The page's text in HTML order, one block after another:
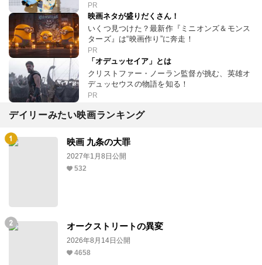
PR
映画ネタが盛りだくさん！
いくつ見つけた？最新作『ミニオンズ＆モンス
ターズ』は“映画作り”に奔走！
PR
「オデュッセイア」とは
クリストファー・ノーラン監督が挑む、英雄オ
デュッセウスの物語を知る！
PR
デイリーみたい映画ランキング
映画 九条の大罪
2027年1月8日公開
532
オークストリートの異変
2026年8月14日公開
4658